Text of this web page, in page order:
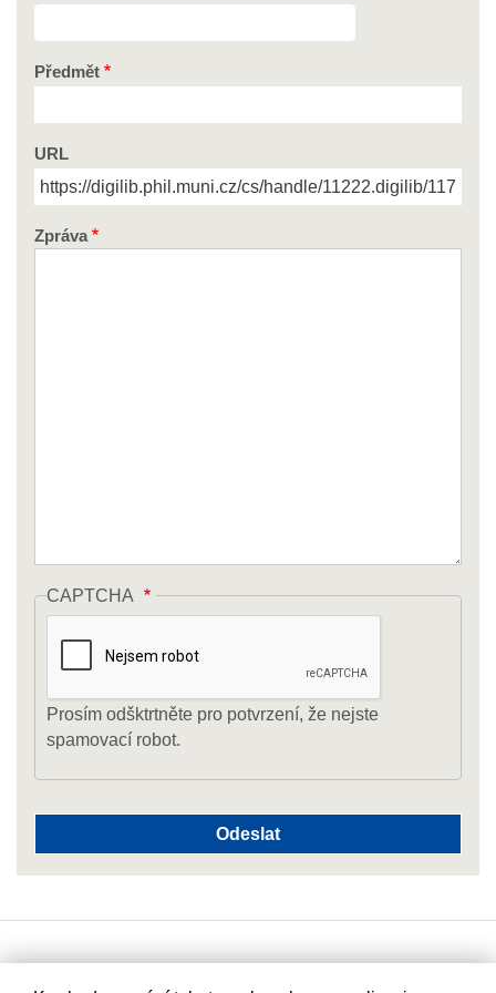
Předmět
URL
Zpráva
CAPTCHA
Prosím odšktrtněte pro potvrzení, že nejste
spamovací robot.